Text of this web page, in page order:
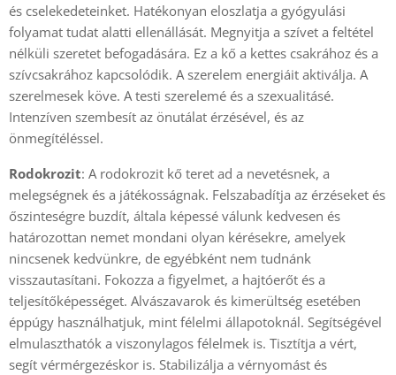
és cselekedeteinket. Hatékonyan eloszlatja a gyógyulási
folyamat tudat alatti ellenállását. Megnyitja a szívet a feltétel
nélküli szeretet befogadására. Ez a kő a kettes csakrához és a
szívcsakrához kapcsolódik. A szerelem energiáit aktiválja. A
szerelmesek köve. A testi szerelemé és a szexualitásé.
Intenzíven szembesít az önutálat érzésével, és az
önmegítéléssel.
Rodokrozit: A rodokrozit kő teret ad a nevetésnek, a
melegségnek és a játékosságnak. Felszabadítja az érzéseket és
őszinteségre buzdít, általa képessé válunk kedvesen és
határozottan nemet mondani olyan kérésekre, amelyek
nincsenek kedvünkre, de egyébként nem tudnánk
visszautasítani. Fokozza a figyelmet, a hajtóerőt és a
teljesítőképességet. Alvászavarok és kimerültség esetében
éppúgy használhatjuk, mint félelmi állapotoknál. Segítségével
elmulaszthatók a viszonylagos félelmek is. Tisztítja a vért,
segít vérmérgezéskor is. Stabilizálja a vérnyomást és